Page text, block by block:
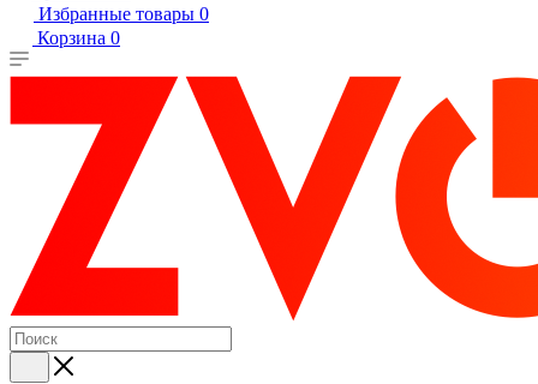
Избранные товары 0
Корзина 0